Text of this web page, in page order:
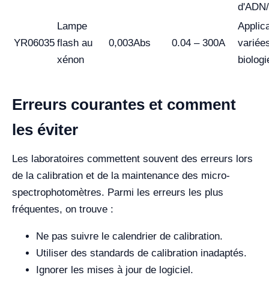
YR06035
Lampe
flash au
xénon
0,003Abs 0.04 – 300A
Erreurs courantes et comment
les éviter
Les laboratoires commettent souvent des erreurs lors
de la calibration et de la maintenance des micro-
spectrophotomètres. Parmi les erreurs les plus
fréquentes, on trouve :
Ne pas suivre le calendrier de calibration.
Utiliser des standards de calibration inadaptés.
Ignorer les mises à jour de logiciel.